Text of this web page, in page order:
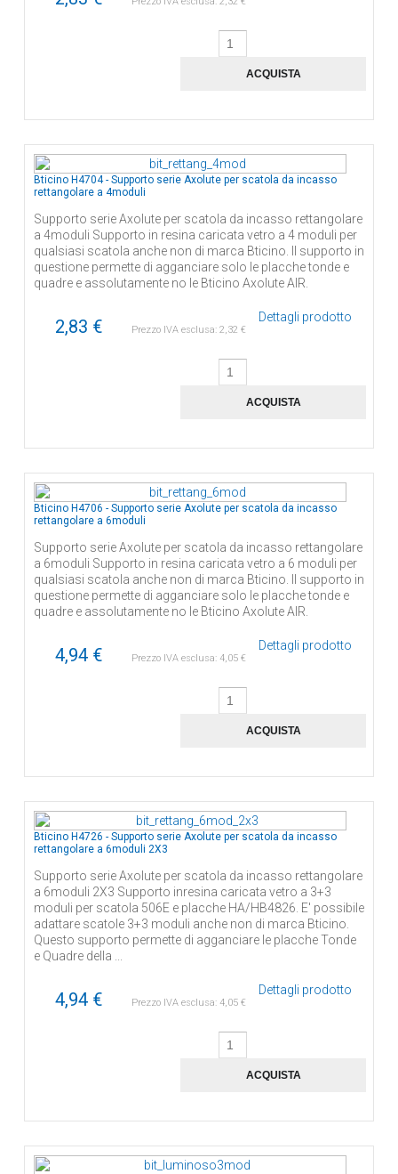
Bticino H4704 - Supporto serie Axolute per scatola da incasso
rettangolare a 4moduli
Supporto serie Axolute per scatola da incasso rettangolare
a 4moduli Supporto in resina caricata vetro a 4 moduli per
qualsiasi scatola anche non di marca Bticino. Il supporto in
questione permette di agganciare solo le placche tonde e
quadre e assolutamente no le Bticino Axolute AIR.
2,83 € Prezzo IVA esclusa: 2,32 €
Dettagli prodotto
Bticino H4706 - Supporto serie Axolute per scatola da incasso
rettangolare a 6moduli
Supporto serie Axolute per scatola da incasso rettangolare
a 6moduli Supporto in resina caricata vetro a 6 moduli per
qualsiasi scatola anche non di marca Bticino. Il supporto in
questione permette di agganciare solo le placche tonde e
quadre e assolutamente no le Bticino Axolute AIR.
4,94 € Prezzo IVA esclusa: 4,05 €
Dettagli prodotto
Bticino H4726 - Supporto serie Axolute per scatola da incasso
rettangolare a 6moduli 2X3
Supporto serie Axolute per scatola da incasso rettangolare
a 6moduli 2X3 Supporto inresina caricata vetro a 3+3
moduli per scatola 506E e placche HA/HB4826. E' possibile
adattare scatole 3+3 moduli anche non di marca Bticino.
Questo supporto permette di agganciare le placche Tonde
e Quadre della ...
4,94 € Prezzo IVA esclusa: 4,05 €
Dettagli prodotto